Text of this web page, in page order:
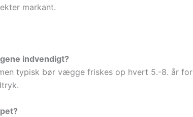
markant.
indvendigt?
typisk bør vægge friskes op hvert 5.-8. år for